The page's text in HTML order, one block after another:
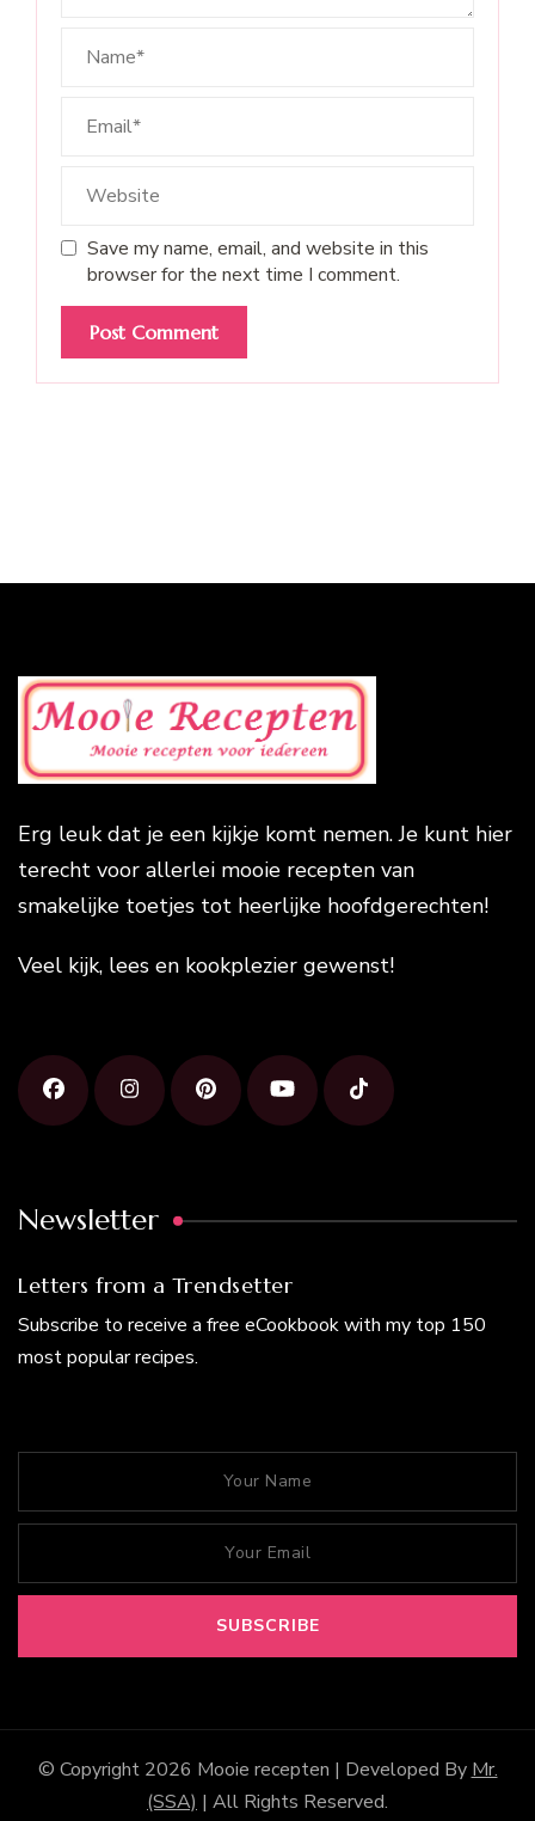
Save my name, email, and website in this
browser for the next time I comment.
Erg leuk dat je een kijkje komt nemen. Je kunt hier
terecht voor allerlei mooie recepten van
smakelijke toetjes tot heerlijke hoofdgerechten!
Veel kijk, lees en kookplezier gewenst!
Newsletter
Letters from a Trendsetter
Subscribe to receive a free eCookbook with my top 150
most popular recipes.
© Copyright 2026 Mooie recepten | Developed By Mr.
(SSA) | All Rights Reserved.